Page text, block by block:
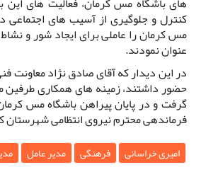
کنترل و جلوگیری از آسیب های اجتماعی
مس کرمان را عاملی برای ایجاد شور و
عنوان نمودند.
در این دیدار که آقای صادق نژاد معاونت
حضور داشتند، زمینه های همکاری
گرفت و در پایان پیراهن باشگاه مس
فرماندهی محترم نیروی انتظامی شهرستان
امیری خراسانی فرهنگی مدیر عامل